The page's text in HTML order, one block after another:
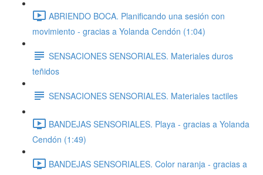
ABRIENDO BOCA. Planificando una sesión con
movimiento - gracias a Yolanda Cendón (1:04)
SENSACIONES SENSORIALES. Materiales duros
teñidos
SENSACIONES SENSORIALES. Materiales tactiles
BANDEJAS SENSORIALES. Playa - gracias a Yolanda
Cendón (1:49)
BANDEJAS SENSORIALES. Color naranja - gracias a